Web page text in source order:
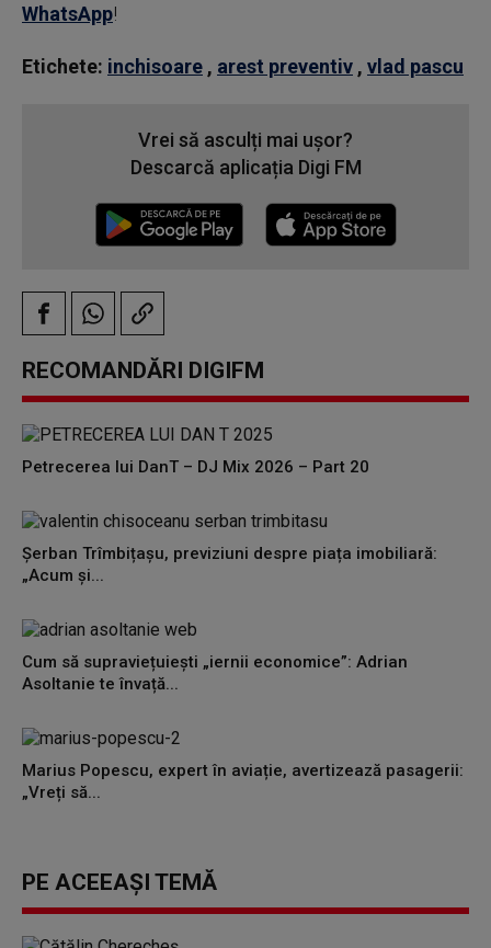
WhatsApp!
Etichete: inchisoare , arest preventiv , vlad pascu
Vrei să asculți mai ușor?
Descarcă aplicația Digi FM
RECOMANDĂRI DIGIFM
Petrecerea lui DanT – DJ Mix 2026 – Part 20
Șerban Trîmbițașu, previziuni despre piața imobiliară:
„Acum și...
Cum să supraviețuiești „iernii economice”: Adrian
Asoltanie te învață...
Marius Popescu, expert în aviație, avertizează pasagerii:
„Vreți să...
PE ACEEAȘI TEMĂ